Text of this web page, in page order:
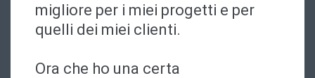
migliore per i miei progetti e per
quelli dei miei clienti.
Ora che ho una certa